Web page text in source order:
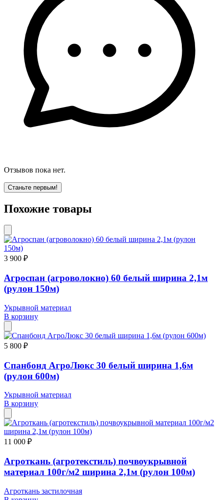
Отзывов пока нет.
Станьте первым!
Похожие товары
3 900 ₽
Агроспан (агроволокно) 60 белый ширина 2,1м
(рулон 150м)
Укрывной материал
В корзину
5 800 ₽
Спанбонд АгроЛюкс 30 белый ширина 1,6м
(рулон 600м)
Укрывной материал
В корзину
11 000 ₽
Агроткань (агротекстиль) почвоукрывной
материал 100г/м2 ширина 2,1м (рулон 100м)
Агроткань застилочная